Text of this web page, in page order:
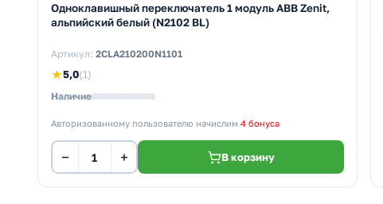
Одноклавишный переключатель 1 модуль ABB Zenit,
альпийский белый (N2102 BL)
Артикул: 2CLA210200N1101
★5,0(1)
Наличие
Авторизованному пользователю начислим 4 бонуса
− + В корзину